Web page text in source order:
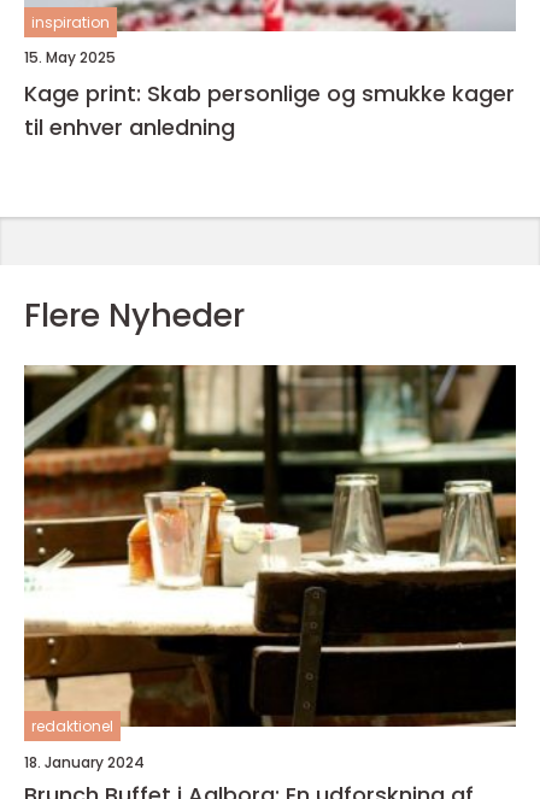
inspiration
15. May 2025
Kage print: Skab personlige og smukke kager
til enhver anledning
Flere Nyheder
redaktionel
18. January 2024